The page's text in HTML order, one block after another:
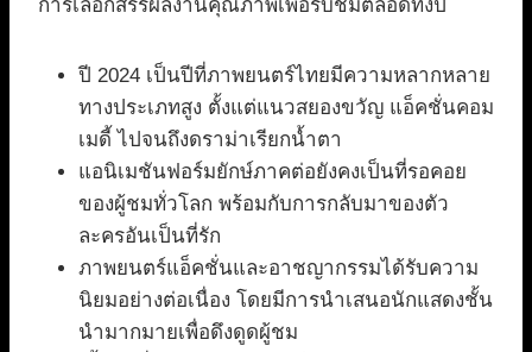
การเลือกสรรผลงานคุณภาพเพื่อรับชมตลอดทั้งปี
ปี 2024 เป็นปีที่ภาพยนตร์ไทยมีความหลากหลาย
ทางประเภทสูง ตั้งแต่แนวสยองขวัญ แอ็คชั่นคอม
เมดี้ ไปจนถึงดราม่าเรียกน้ำตา
แอนิเมชันฟอร์มยักษ์ภาคต่อยังคงเป็นที่รอคอย
ของผู้ชมทั่วโลก พร้อมกับการกลับมาของตัว
ละครอันเป็นที่รัก
ภาพยนตร์แอ็คชั่นและอาชญากรรมได้รับความ
นิยมอย่างต่อเนื่อง โดยมีการนำเสนอนักแสดงชั้น
นำมากมายเพื่อดึงดูดผู้ชม